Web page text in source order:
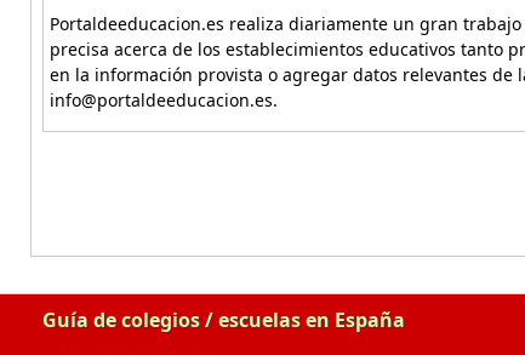
Portaldeeducacion.es realiza diariamente un gran
precisa acerca de los establecimientos educativos tanto
en la información provista o agregar datos relevantes
info@portaldeeducacion.es.
Guía de colegios / escuelas en España